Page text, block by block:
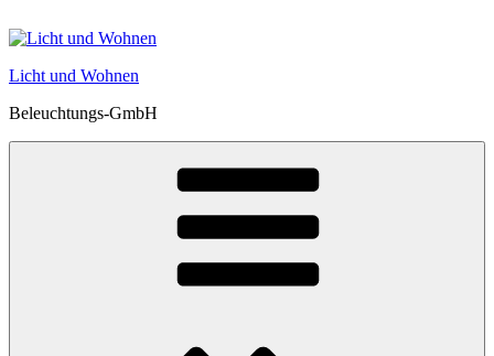
Inhalt
Licht und Wohnen
Beleuchtungs-GmbH